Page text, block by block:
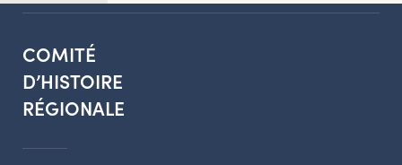
COMITÉ
D’HISTOIRE
RÉGIONALE